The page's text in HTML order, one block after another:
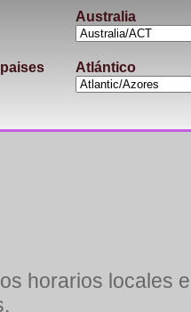
Australia
Atlántico
horarios locales